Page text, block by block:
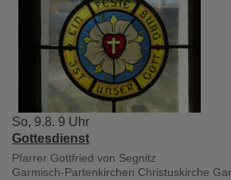
So, 9.8. 9 Uhr
Gottesdienst
Pfarrer Gottfried von Segnitz
Garmisch-Partenkirchen Christuskirche